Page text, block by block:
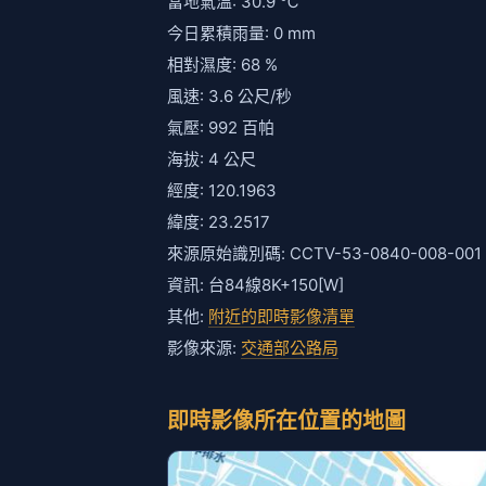
今日累積雨量: 0 mm
相對濕度: 68 %
風速: 3.6 公尺/秒
氣壓: 992 百帕
海拔: 4 公尺
經度: 120.1963
緯度: 23.2517
來源原始識別碼: CCTV-53-0840-008-001
資訊: 台84線8K+150[W]
其他: 附近的即時影像清單
影像來源: 交通部公路局
即時影像所在位置的地圖